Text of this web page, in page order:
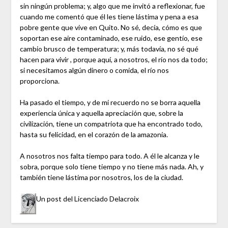
sin ningún problema; y, algo que me invitó a reflexionar, fue
cuando me comentó que él les tiene lástima y pena a esa
pobre gente que vive en Quito. No sé, decía, cómo es que
soportan ese aire contaminado, ese ruido, ese gentío, ese
cambio brusco de temperatura; y, más todavía, no sé qué
hacen para vivir , porque aquí, a nosotros, el río nos da todo;
si necesitamos algún dinero o comida, el río nos
proporciona.
Ha pasado el tiempo, y de mi recuerdo no se borra aquella
experiencia única y aquella apreciación que, sobre la
civilización, tiene un compatriota que ha encontrado todo,
hasta su felicidad, en el corazón de la amazonía.
A nosotros nos falta tiempo para todo. A él le alcanza y le
sobra, porque solo tiene tiempo y no tiene más nada. Ah, y
también tiene lástima por nosotros, los de la ciudad.
Un post del Licenciado Delacroix